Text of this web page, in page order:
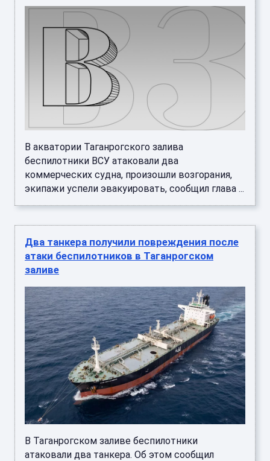
В акватории Таганрогского залива
беспилотники ВСУ атаковали два
коммерческих судна, произошли возгорания,
экипажи успели эвакуировать, сообщил глава ...
Два танкера получили повреждения после
атаки беспилотников в Таганрогском
заливе
В Таганрогском заливе беспилотники
атаковали два танкера. Об этом сообщил